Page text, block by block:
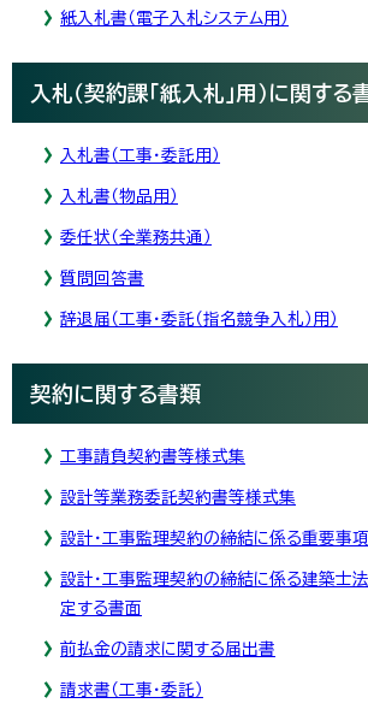
紙入札書（電子入札システム用）
入札（契約課「紙入札」用）に関する
入札書（工事・委託用）
入札書（物品用）
委任状（全業務共通）
質問回答書
辞退届（工事・委託（指名競争入札）用）
契約に関する書類
工事請負契約書等様式集
設計等業務委託契約書等様式集
設計・工事監理契約の締結に係る重要事
設計・工事監理契約の締結に係る建築士
定する書面
前払金の請求に関する届出書
請求書（工事・委託）